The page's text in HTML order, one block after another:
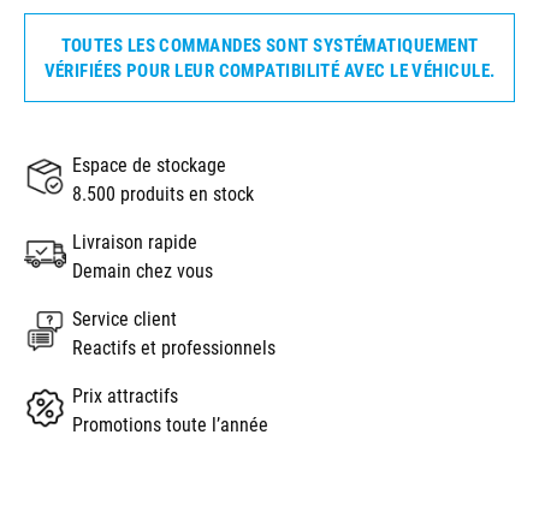
TOUTES LES COMMANDES SONT SYSTÉMATIQUEMENT
VÉRIFIÉES POUR LEUR COMPATIBILITÉ AVEC LE VÉHICULE.
Espace de stockage
8.500 produits en stock
Livraison rapide
Demain chez vous
Service client
Reactifs et professionnels
Prix attractifs
Promotions toute l’année